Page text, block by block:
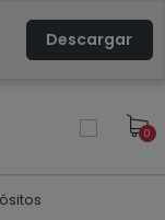
Descargar
0